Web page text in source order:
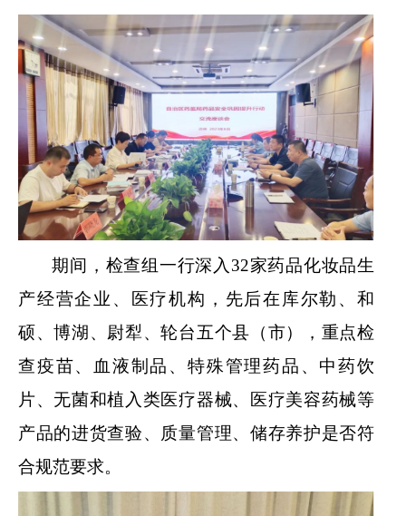
期间，检查组一行深入 32家药品化妆品生
产经营企业、医疗机构，先后在库尔勒、和
硕、博湖、尉犁、轮台五个县（市），重点检
查疫苗、血液制品、特殊管理药品、中药饮
片、无菌和植入类医疗器械、医疗美容药械等
产品的进货查验、质量管理、储存养护是否符
合规范要求。